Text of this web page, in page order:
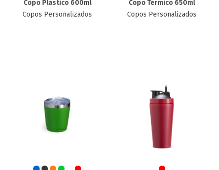
Copo Plástico 600ml
Copos Personalizados
Copo Térmico 650ml
Copos Personalizados